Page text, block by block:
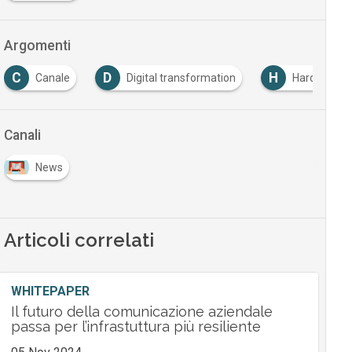
Argomenti
C Canale D Digital transformation H Hardware
Canali
News
Articoli correlati
WHITEPAPER
Il futuro della comunicazione aziendale
passa per l’infrastuttura più resiliente